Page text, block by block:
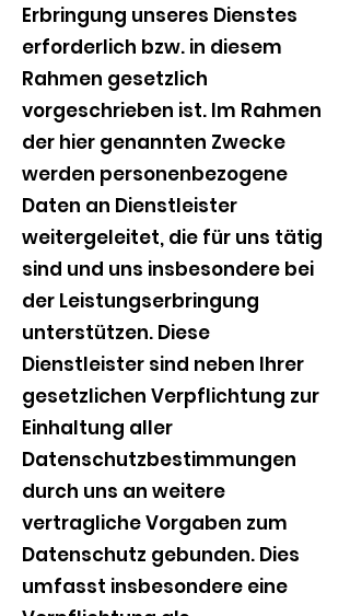
Erbringung unseres Dienstes
erforderlich bzw. in diesem
Rahmen gesetzlich
vorgeschrieben ist. Im Rahmen
der hier genannten Zwecke
werden personenbezogene
Daten an Dienstleister
weitergeleitet, die für uns tätig
sind und uns insbesondere bei
der Leistungserbringung
unterstützen. Diese
Dienstleister sind neben Ihrer
gesetzlichen Verpflichtung zur
Einhaltung aller
Datenschutzbestimmungen
durch uns an weitere
vertragliche Vorgaben zum
Datenschutz gebunden. Dies
umfasst insbesondere eine